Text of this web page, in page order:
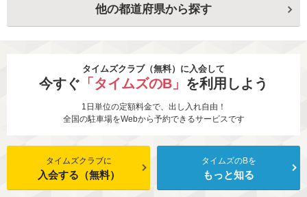
他の都道府県から探す
タイムズクラブ（無料）に入会して
今すぐ 「タイムズのB」 を利用しよう
1日単位の定額料金で、出し入れ自由！
全国の駐車場をWebから予約できるサービスです
タイムズクラブに
入会する（無料）
タイムズのBを
もっと知る